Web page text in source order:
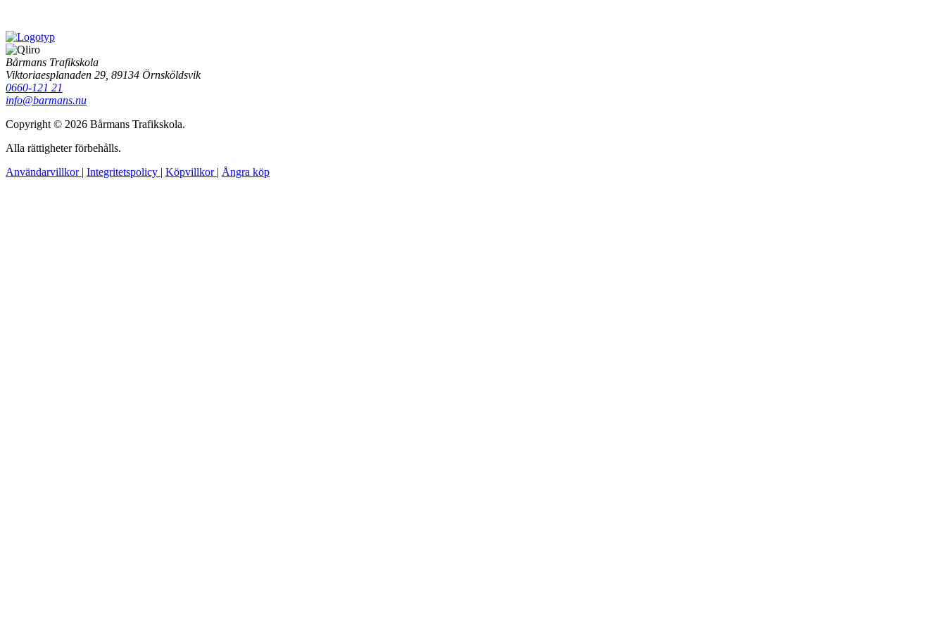
Bårmans Trafikskola
Viktoriaesplanaden 29, 89134 Örnsköldsvik
0660-121 21
info@barmans.nu
Copyright © 2026 Bårmans Trafikskola.
Alla rättigheter förbehålls.
Användarvillkor | Integritetspolicy | Köpvillkor | Ångra köp